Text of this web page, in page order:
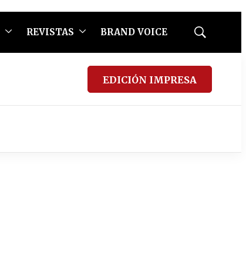
REVISTAS BRAND VOICE
Mostrar
EDICIÓN IMPRESA